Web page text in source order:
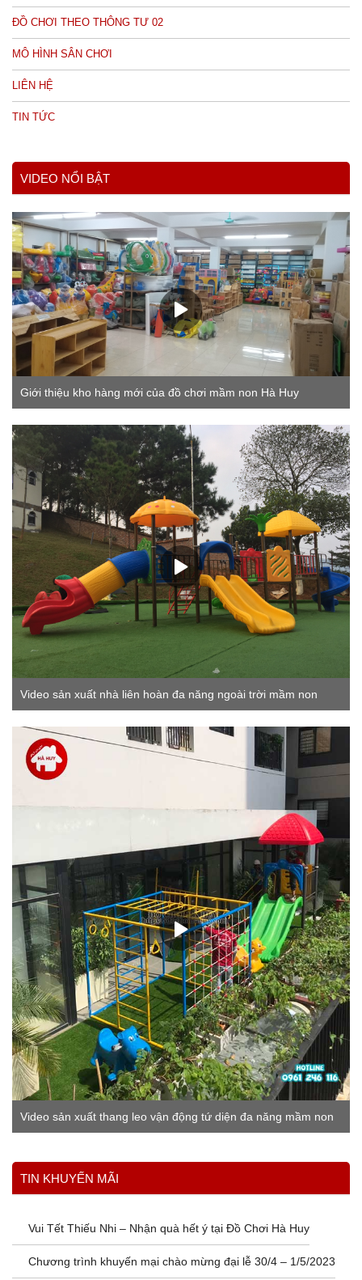
ĐỒ CHƠI THEO THÔNG TƯ 02
MÔ HÌNH SÂN CHƠI
LIÊN HỆ
TIN TỨC
VIDEO NỔI BẬT
Giới thiệu kho hàng mới của đồ chơi mầm non Hà Huy
Video sản xuất nhà liên hoàn đa năng ngoài trời mầm non
Video sản xuất thang leo vận động tứ diện đa năng mầm non
Xem thêm
TIN KHUYẾN MÃI
Vui Tết Thiếu Nhi – Nhận quà hết ý tại Đồ Chơi Hà Huy
Chương trình khuyến mại chào mừng đại lễ 30/4 – 1/5/2023